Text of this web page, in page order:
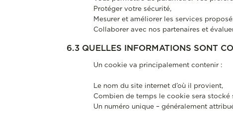
Protéger votre sécurité,
Mesurer et améliorer les services
Collaborer avec nos partenaires et
6.3 QUELLES INFORMATIONS SONT
Un cookie va principalement contenir :
Le nom du site internet d’où il provient,
Combien de temps le cookie sera stocké
Un numéro unique – généralement